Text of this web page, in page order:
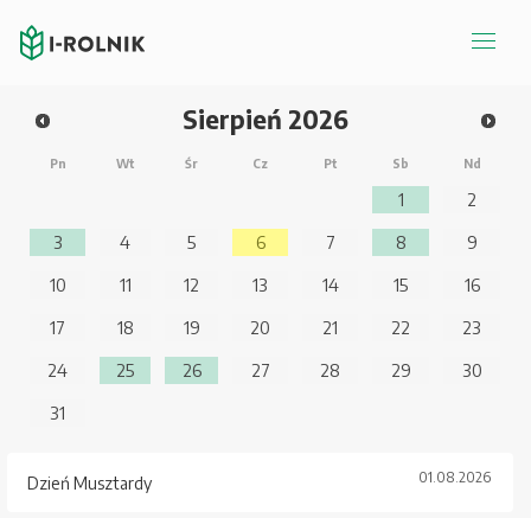
Sierpień 2026
Pn Wt Śr Cz Pt Sb Nd
1
2
3
4 5 6 7 8
9
10
11 12 13 14 15
16
17
18 19 20 21 22
23
24
25 26 27 28 29
30
31
Dzień Musztardy 01.08.2026